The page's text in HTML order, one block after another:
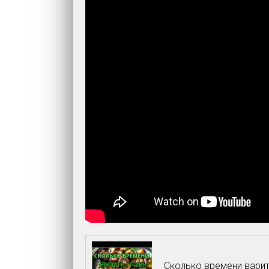
Сколько времени